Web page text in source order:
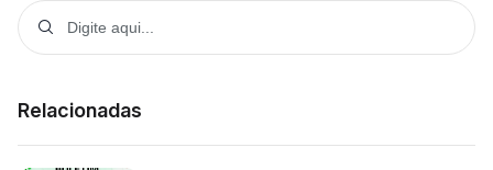
Relacionadas